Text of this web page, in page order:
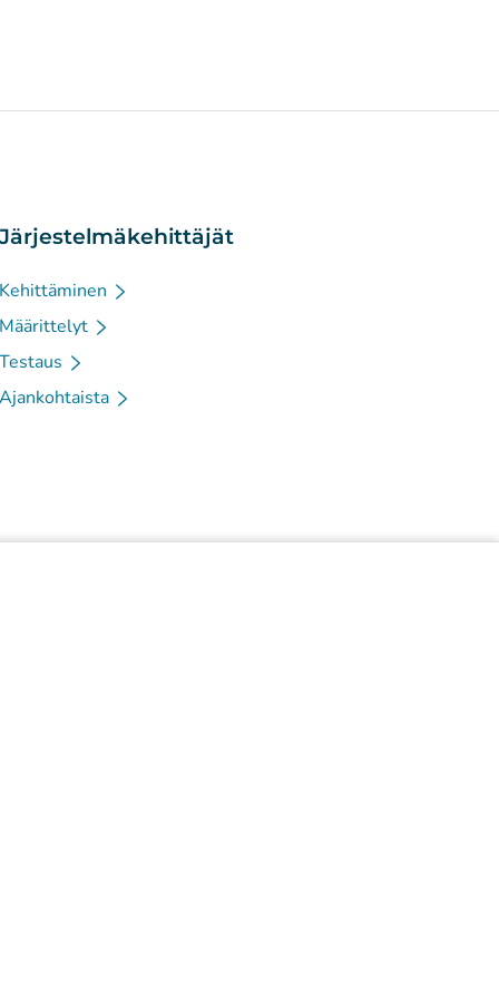
Järjestelmäkehittäjät
Kehittäminen
Määrittelyt
Testaus
Ajankohtaista